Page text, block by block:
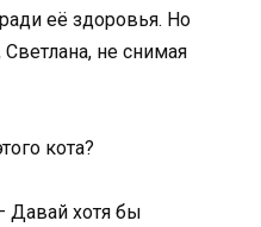
её здоровья. Но
не снимая
кота?
хотя бы